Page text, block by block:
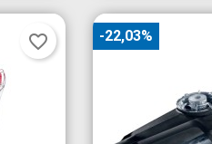
favorite_border -22,03%